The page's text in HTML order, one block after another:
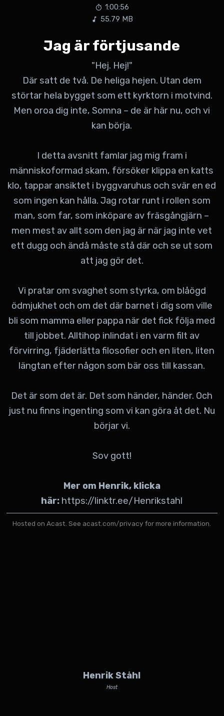
1:00:56
55.79 MB
Jag är förtjusande
"Hej. Hej!"
Där satt de två. De heliga hejen. Utan dem
störtar hela bygget som ett kyrktorn i motvind.
Men oroa dig inte, Somna – de är här nu, och vi
kan börja.
I detta avsnitt famlar jag mig fram i
människoformad skam, försöker klippa en katts
klo, tappar ansiktet i byggvaruhus och svär en ed
som ingen kan hålla. Jag rotar runt i rollen som
man, som far, som inköpare av fräsgångjärn –
men mest av allt som den jag är när jag inte vet
ett dugg och ändå måste stå där och se ut som
att jag gör det.
Vi pratar om svaghet som styrka, om blåögd
ödmjukhet och om det där barnet i dig som ville
bli som mamma eller pappa när det fick följa med
till jobbet. Alltihop inlindat i en varm filt av
förvirring, fjäderlätta filosofier och en liten, liten
längtan efter någon som bär oss till kassan.
Det är som det är. Det som händer, händer. Och
just nu finns ingenting som vi kan göra åt det. Nu
börjar vi.
Sov gott!
Mer om Henrik, klicka
här: https://linktr.ee/Henrikstahl
Hosted on Acast. See acast.com/privacy for more information.
Henrik Ståhl
Host